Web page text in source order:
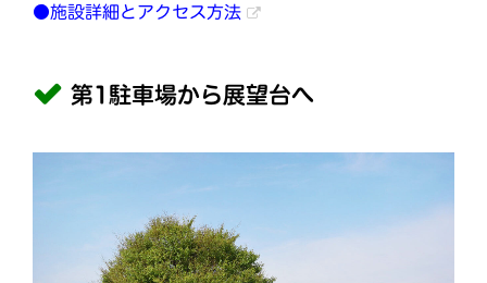
●施設詳細とアクセス方法
第1駐車場から展望台へ